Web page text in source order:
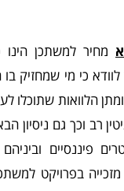
מחיר למשתכן הינו
כי מי שמחזיק בו
הלוואות שתוכלו
רב וכך גם ניסיון
פיננסיים
בפרויקט